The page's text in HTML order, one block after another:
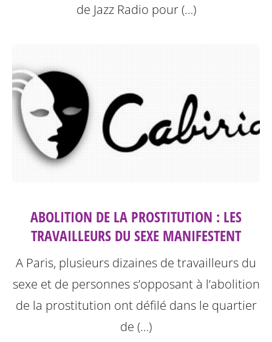
de Jazz Radio pour (…)
ABOLITION DE LA PROSTITUTION : LES
TRAVAILLEURS DU SEXE MANIFESTENT
A Paris, plusieurs dizaines de travailleurs du
sexe et de personnes s’opposant à l’abolition
de la prostitution ont défilé dans le quartier
de (…)